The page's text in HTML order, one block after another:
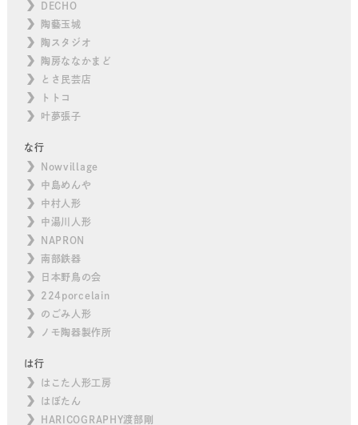
DECHO
陶藝玉城
陶スタジオ
陶房ななかまど
とさ民芸店
トトコ
叶夢張子
な行
Nowvillage
中島めんや
中村人形
中湯川人形
NAPRON
南部鉄器
日本野鳥の会
224porcelain
のごみ人形
ノモ陶器製作所
は行
はこた人形工房
はぼたん
HARICOGRAPHY渡部剛